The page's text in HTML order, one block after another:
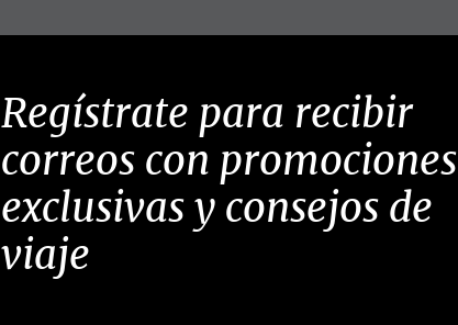
Regístrate para recibir
correos con promociones
exclusivas y consejos de
viaje